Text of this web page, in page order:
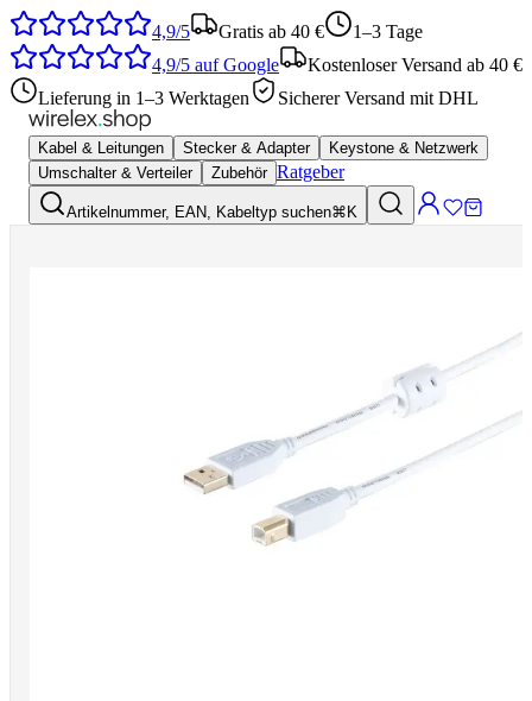
4,9/5 Gratis ab 40 €
1–3 Tage
4,9/5 auf Google
Kostenloser Versand ab 40 €
Lieferung in 1–3 Werktagen
Sicherer Versand mit DHL
Kabel & Leitungen Stecker & Adapter
Keystone & Netzwerk
Umschalter & Verteiler
Zubehör Ratgeber
Artikelnummer, EAN, Kabeltyp suchen⌘K